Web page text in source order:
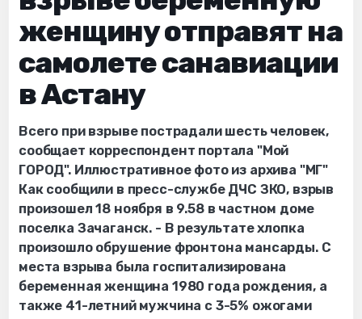
женщину отправят на
самолете санавиации
в Астану
Всего при взрыве пострадали шесть человек,
сообщает корреспондент портала "Мой
ГОРОД". Иллюстративное фото из архива "МГ"
Как сообщили в пресс-службе ДЧС ЗКО, взрыв
произошел 18 ноября в 9.58 в частном доме
поселка Зачаганск. - В результате хлопка
произошло обрушение фронтона мансарды. С
места взрыва была госпитализирована
беременная женщина 1980 года рождения, а
также 41-летний мужчина с 3-5% ожогами